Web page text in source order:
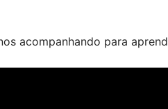
acompanhando para